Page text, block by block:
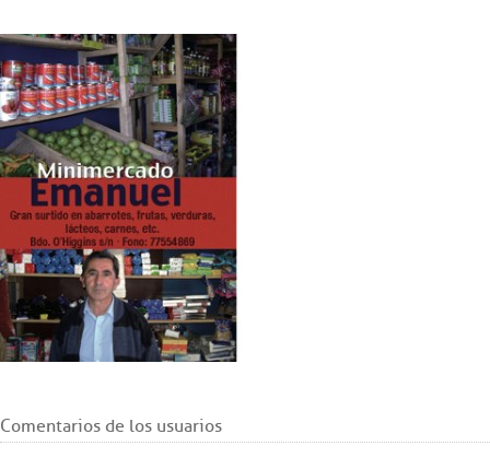
Comentarios de los usuarios